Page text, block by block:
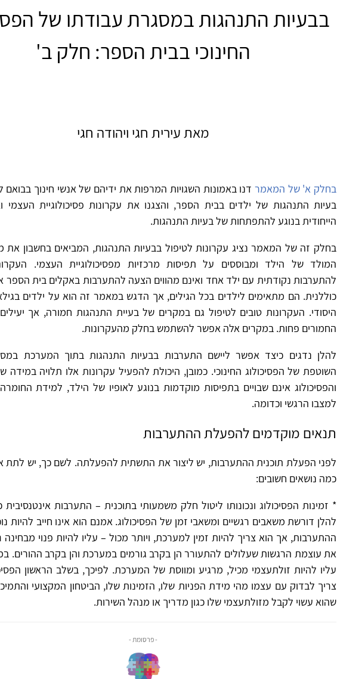
בבעיות התנהגות במסגרת עבודתו של
החינוכי בבית הספר: חלק ב'
מאת עירית חגי ויהודה חגי
בחלק א' של המאמר דנו באמונות השגויות המרפות את ידיהם של אנשי חינוך
בעיות התנהגות של ילדים בבית הספר, והצגנו את עקרונות פסיכולוגיית
הייחודית בנוגע להתפתחות של בעיות התנהגות.
בחלק זה של המאמר נציג עקרונות לטיפול בבעיות התנהגות, המביאים בחשבון את
המולד של הילד ומבוססים על תפיסות מרכזיות מפסיכולוגיית העצמי.
להתערבות נקודתית עם ילד אחד ואינם מהווים הצעה להתערבות באקלים בית הספר
כוללנית. הם מתאימים לילדים בכל הגילים, אך הדגש במאמר זה הוא על ילדים
היסודי. העקרונות טובים לטיפול גם במקרים של בעיית התנהגות חמורה, אך
החמורים פחות. במקרים אלה אפשר להשתמש בחלק מהעקרונות.
להלן נדגים כיצד אפשר ליישם התערבות בבעיות התנהגות בתוך המערכת
השוטפת של הפסיכולוג החינוכי. כמובן, היכולת להפעיל עקרונות אלו תלויה
והפסיכולוג אינם שבויים בתפיסות מוקדמות בנוגע לאופיו של הילד, למידת
למצבו הרגשי וכדומה.
תנאים מוקדמים להפעלת ההתערבות
לפני הפעלת תוכנית ההתערבות, יש ליצור את התשתית להפעלתה. לשם כך, יש
כמה נושאים חשובים:
* זמינות הפסיכולוג ונכונותו ליטול חלק משמעותי בתוכנית – התערבות אינטנסיבית
להלן דורשת משאבים רגשיים ומשאבי זמן של הפסיכולוג. אמנם הוא אינו חייב להיות
ההתערבות, אך הוא צריך להיות זמין למערכת, ויותר מכול – עליו להיות פנוי
את עוצמת הרגשות שעלולים להתעורר הן בקרב גורמים במערכת והן בקרב ההורים.
עליו להיות זולתעצמי מכיל, מרגיע ומווסת של המערכת. לפיכך, בשלב הראשון
צריך לבדוק עם עצמו מהי מידת הפניות שלו, הזמינות שלו, הביטחון המקצועי
שהוא עשוי לקבל מזולתעצמי שלו כגון מדריך או מנהל השירות.
- פרסומת -